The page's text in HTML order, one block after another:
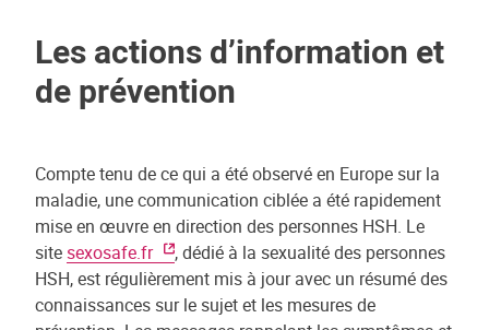
Les actions d’information et
de prévention
Compte tenu de ce qui a été observé en Europe sur la
maladie, une communication ciblée a été rapidement
mise en œuvre en direction des personnes HSH. Le
sitesexosafe.fr
, dédié à la sexualité des personnes
HSH, est régulièrement mis à jour avec un résumé des
connaissances sur le sujet et les mesures de